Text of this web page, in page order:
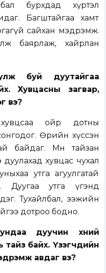
бурхдад хүртэл
Багштайгаа хамт
сайхан мэдрэмж.
баярлаж, хайрлан
буй дуутайгаа
Хувцасны загвар,
вэ?
ойр дотны
Өөрийн хүссэн
байдаг. Мөн тайзан
дуулахад хувцас чухал
утга агуулгатай
Дуугаа утга үгэнд
Тухайлбал, ээжийн
дотроо бодно.
дуучин хүний
тайз байх. Үзэгчдийн
авдаг вэ?